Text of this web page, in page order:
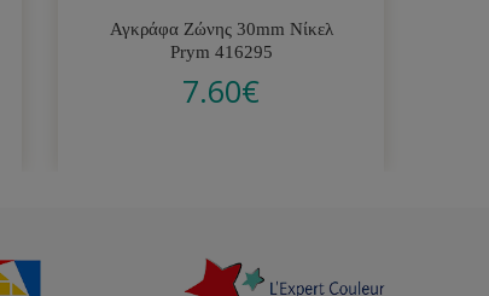
Αγκράφα Ζώνης 30mm Νίκελ
Prym 416295
7.60€